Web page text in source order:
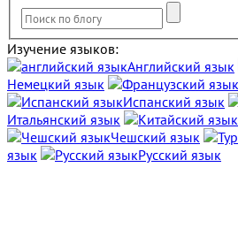
Изучение языков:
Английский язык
Немецкий язык
Испанский язык
Итальянский язык
Чешский язык
язык
Русский язык